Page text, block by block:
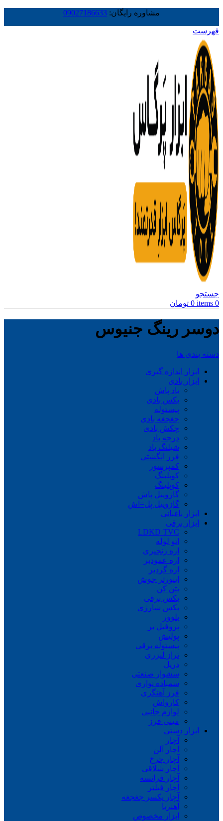
مشاوره رایگان: 09027186633
فهرست
جستجو
0
items
0 تومان
دوسر رینگ جنیوس
دسته بندی ها
ابزار اندازه گیری
ابزار بادی
باد پاش
بکس بادی
پیستوله
جغجغه بادی
چکش بادی
درجه باد
شیلنگ باد
فرز انگشتی
کمپرسور
کوبلینگ
کوپلینگ
گازوییل پاش
گازوییل پل=اش
ابزار باغبانی
ابزار برقی
LDKD TVC
اتو لوله
اره زنجیری
اره عمودبر
اره گردبر
اینورتر جوش
بتن کن
بکس برقی
بکس شارژی
بلوور
پروفیل بر
پولیش
پیستوله برقی
تراز لیزری
دریل
سشوار صنعتی
سمباده نواری
فرز آهنگری
کارواش
لوازم جانبی
مینی فرز
ابزار دستی
آچار
آچار آلن
آچار چرخ
آچار شلاقی
آچار فرانسه
آچار فیلتر
آچار یکسر جغجغه
آهنربا
ابزار مخصوص